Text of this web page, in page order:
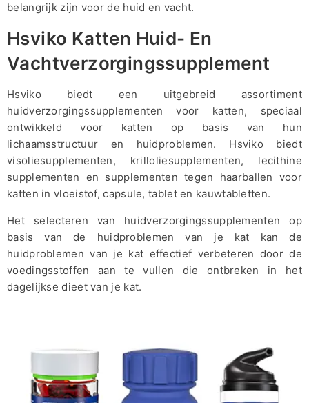
belangrijk zijn voor de huid en vacht.
Hsviko Katten Huid- En
Vachtverzorgingssupplement
Hsviko biedt een uitgebreid assortiment
huidverzorgingssupplementen voor katten, speciaal
ontwikkeld voor katten op basis van hun
lichaamsstructuur en huidproblemen. Hsviko biedt
visoliesupplementen, krilloliesupplementen, lecithine
supplementen en supplementen tegen haarballen voor
katten in vloeistof, capsule, tablet en kauwtabletten.
Het selecteren van huidverzorgingssupplementen op
basis van de huidproblemen van je kat kan de
huidproblemen van je kat effectief verbeteren door de
voedingsstoffen aan te vullen die ontbreken in het
dagelijkse dieet van je kat.